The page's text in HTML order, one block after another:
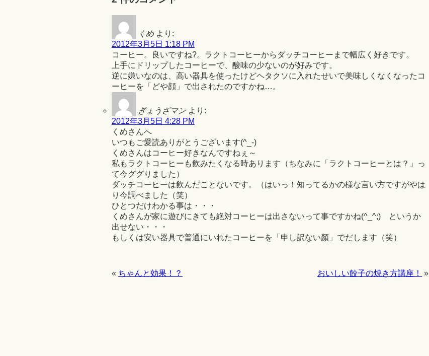
くめ より:
2012年3月5日 1:18 PM
コーヒー。良いですね?。ラクトコーヒーからダッチコーヒーまで幅広く好きです。
上手にドリップしたコーヒーで、酸味の少ないのが好みです。
逆に嫌いなのは、高い器具を使ったけどヘタクソに入れたせいで美味しくなくなったコ
ーヒーを「どや顔」で出されたのですかね…。
ぎょうざマン より:
2012年3月5日 4:28 PM
くめさんへ
いつもご愛読ありがとうございます(^_-)
くめさんはコーヒー好きなんですねぇ～
私もラクトコーヒーも飲みたくなる時あります（ちなみに「ラクトコーヒーとは？」っ
て今ググりました）
ダッチコーヒーは飲んだことないです。（はいっ！知ってるかの様な言い方ですがやは
り今調べました（笑）
ひとつだけわかる事は・・・
くめさんが家に遊びにきても絶対コーヒーは出さないって事ですかね(^_^;) というか
出せない・・・
もしくは安い器具で普通にいれたコーヒーを「申し訳ない顏」でだします（笑）
« ちゃんと効果！？ おいしい餃子の焼き方講座！ »